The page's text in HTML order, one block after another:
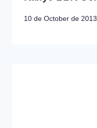
10 de October de 2013